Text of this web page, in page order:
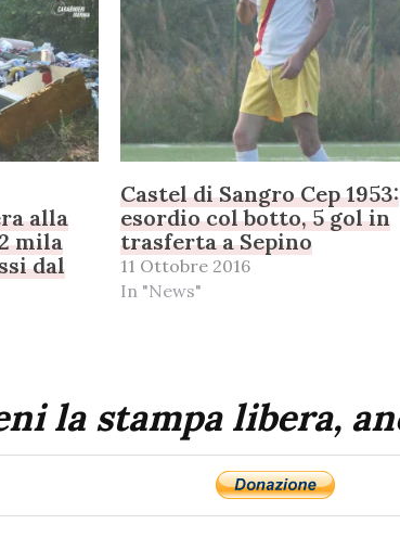
alla
mila
dal
Castel di Sangro Cep 1953:
esordio col botto, 5 gol in
trasferta a Sepino
11 Ottobre 2016
In "News"
la stampa libera,